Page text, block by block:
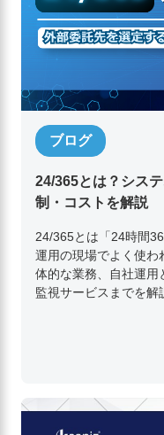
ブログ
24/365とは？シス
制・コストを解説
24/365とは「24時間
運用の現場でよく使わ
体的な業務、自社運用
監視サービスまでを解